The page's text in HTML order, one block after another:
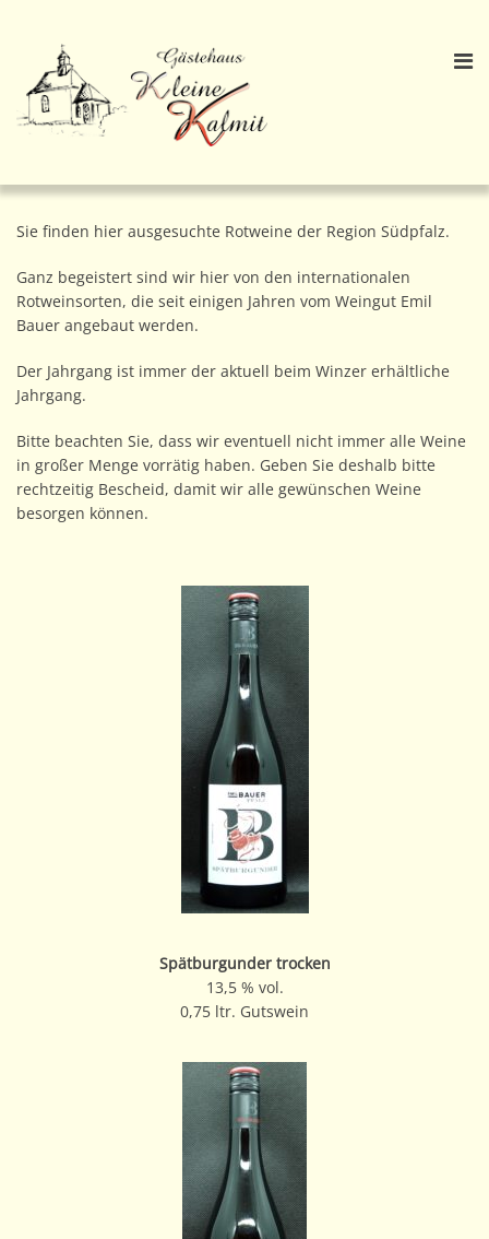
Sie finden hier ausgesuchte Rotweine der Region Südpfalz.
Ganz begeistert sind wir hier von den internationalen
Rotweinsorten, die seit einigen Jahren vom Weingut Emil
Bauer angebaut werden.
Der Jahrgang ist immer der aktuell beim Winzer erhältliche
Jahrgang.
Bitte beachten Sie, dass wir eventuell nicht immer alle Weine
in großer Menge vorrätig haben. Geben Sie deshalb bitte
rechtzeitig Bescheid, damit wir alle gewünschen Weine
besorgen können.
Spätburgunder trocken
13,5 % vol.
0,75 ltr. Gutswein